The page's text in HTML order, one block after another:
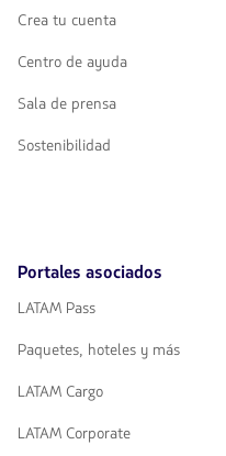
Crea tu cuenta
Centro de ayuda
Sala de prensa
Sostenibilidad
Portales asociados
LATAM Pass
Paquetes, hoteles y más
LATAM Cargo
LATAM Corporate